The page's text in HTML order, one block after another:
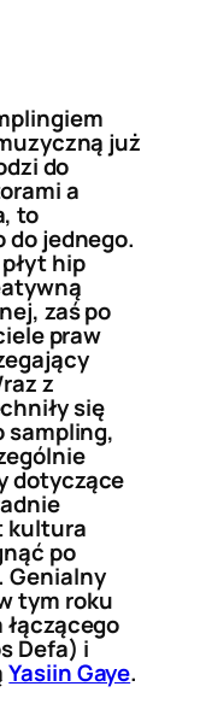
już
do
a
to
do jednego.
hip
zaś po
praw
z
się
sampling,
dotyczące
kultura
po
Genialny
tym roku
Defa) i
Yasiin Gaye.